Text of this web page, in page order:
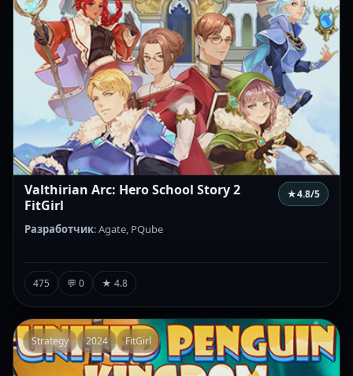
Valthirian Arc: Hero School Story 2
FitGirl
★4.8/5
Разработчик: Agate, PQube
475 💬 0 ★ 4.8
Strategy 2024 FitGirl